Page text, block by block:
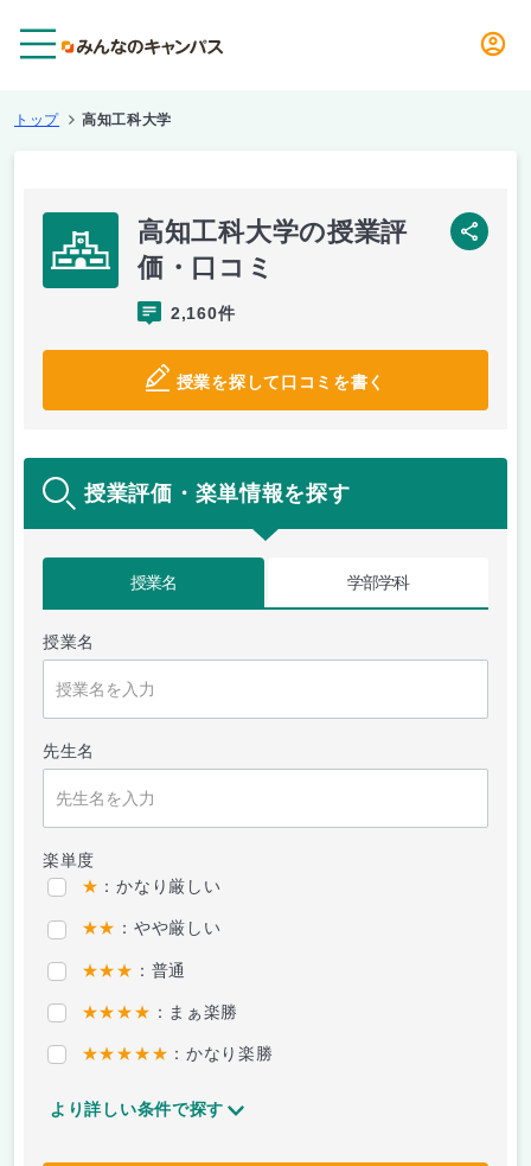
トップ 高知工科大学
高知工科大学の授業評
価・口コミ
2,160件
授業を探して口コミを書く
SNS
授業評価・楽単情報を探す
授業名 学部学科
授業名
先生名
楽単度
★ ：かなり厳しい
★★ ：やや厳しい
★★★ ：普通
★★★★ ：まぁ楽勝
★★★★★ ：かなり楽勝
より詳しい条件で探す